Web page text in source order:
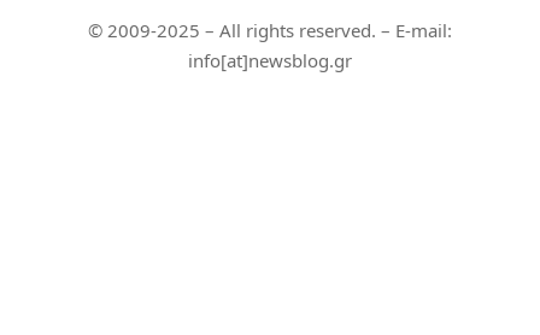
© 2009-2025 – All rights reserved. – E-mail:
info[at]newsblog.gr